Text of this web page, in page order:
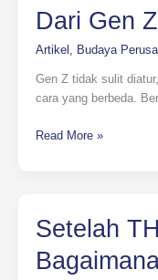
Dari Gen
Artikel Budaya
Gen Z tidak sulit
cara yang berbeda.
Read More »
Setelah
Setelah
THR
dan